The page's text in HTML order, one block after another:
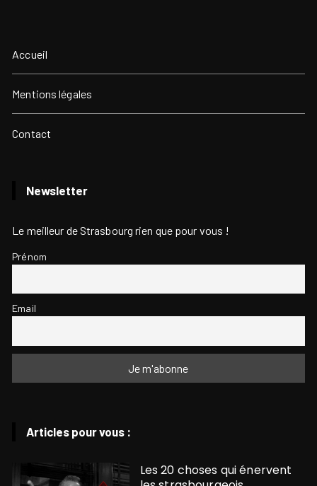
Accueil
Mentions légales
Contact
Newsletter
Le meilleur de Strasbourg rien que pour vous !
Prénom
Email
Articles pour vous :
Les 20 choses qui énervent